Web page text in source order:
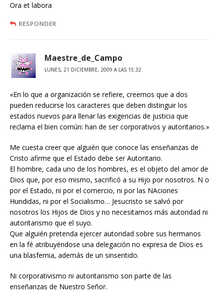
Ora et labora
RESPONDER
Maestre_de_Campo
LUNES, 21 DICIEMBRE, 2009 A LAS 15:32
«En lo que a organización se refiere, creemos que a dos
pueden reducirse los caracteres que deben distinguir los
estados nuevos para llenar las exigencias de justicia que
reclama el bien común: han de ser corporativos y autoritarios.»
Me cuesta creer que alguién que conoce las enseñanzas de
Cristo afirme que el Estado debe ser Autoritario.
El hombre, cada uno de los hombres, es el objeto del amor de
Dios que, por eso mismo, sacrificó a su Hijo por nosotros. N o
por el Estado, ni por el comercio, ni por las NAciones
Hundidas, ni por el Socialismo… Jesucristo se salvó por
nosotros los Hijos de Dios y no necesitamos más autoridad ni
autoritarismo que el suyo.
Que alguién pretenda ejercer autoridad sobre sus hermanos
en la fé atribuyéndose una delegación no expresa de Dios es
una blasfemia, además de un sinsentido.
Ni corporativismo ni autoritarismo son parte de las
enseñanzas de Nuestro Señor.